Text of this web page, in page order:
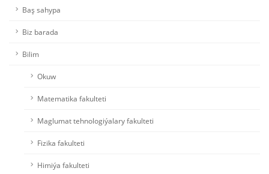
Baş sahypa
Biz barada
Bilim
Okuw
Matematika fakulteti
Maglumat tehnologiýalary fakulteti
Fizika fakulteti
Himiýa fakulteti